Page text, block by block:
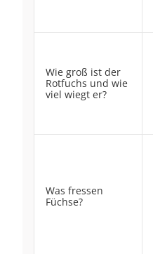
Wie groß ist der
Rotfuchs und wie
viel wiegt er?
Was fressen
Füchse?